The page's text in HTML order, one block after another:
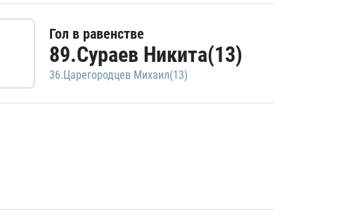
Гол в равенстве
89.Сураев Никита(13)
36.Царегородцев Михаил(13)